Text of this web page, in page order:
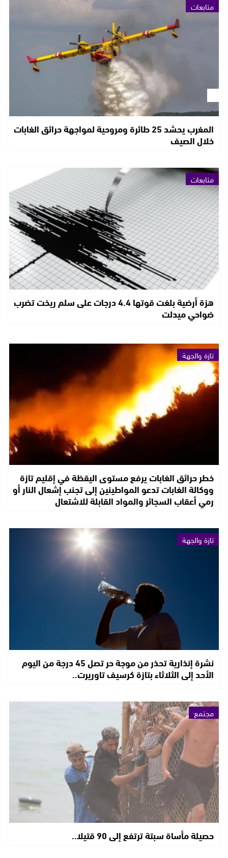
متابعات
المغرب يحشد 25 طائرة ومروحية لمواجهة حرائق الغابات
خلال الصيف
متابعات
هزة أرضية بلغت قوتها 4.4 درجات على سلم ريخت تضرب
ضواحي ميدلت
تازة والجهة
خطر حرائق الغابات يرفع مستوى اليقظة في إقليم تازة
ووكالة الغابات تدعو المواطينين إلى تجنب إشعال النار أو
رمي أعقاب السجائر والمواد القابلة للاشتعال
تازة والجهة
نشرة إنذارية تحذر من موجة حر تصل 45 درجة من اليوم
الأحد إلى الثلاثاء بتازة كرسيف تاوريرت..
مجتمع
حصيلة مأساة سبتة ترتفع إلى 90 قتيلا..